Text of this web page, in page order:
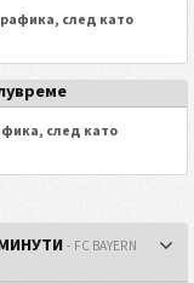
след като
след като
- FC BAYERN